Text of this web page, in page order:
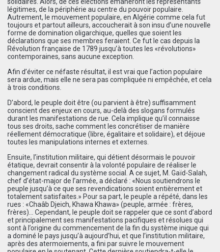
légitimes, de la périphérie au centre du pouvoir populaire.
Autrement, le mouvement populaire, en Algérie comme cela fut
toujours et partout ailleurs, accoucherait à son insu d’une nouvelle
forme de domination oligarchique, quelles que soient les
déclarations que ses membres feraient. Ce fut le cas depuis la
Révolution française de 1789 jusqu’à toutes les «révolutions»
contemporaines, sans aucune exception.
Afin d’éviter ce néfaste résultat, il est vrai que l’action populaire
sera ardue, mais elle ne sera pas compliquée ni empêchée, et cela
à trois conditions.
D’abord, le peuple doit être (ou parvient à être) suffisamment
conscient des enjeux en cours, au-delà des slogans formulés
durant les manifestations de rue. Cela implique qu’il connaisse
tous ses droits, sache comment les concrétiser de manière
réellement démocratique (libre, égalitaire et solidaire), et déjoue
toutes les manipulations internes et externes.
Ensuite, l’institution militaire, qui détient désormais le pouvoir
étatique, devrait consentir à la volonté populaire de réaliser le
changement radical du système social. A ce sujet, M. Gaïd-Salah,
chef d’état-major de l’armée, a déclaré : «Nous soutiendrons le
peuple jusqu’à ce que ses revendications soient entièrement et
totalement satisfaites.» Pour sa part, le peuple a répété, dans les
rues : «Chaâb Djeich, Khawa Khawa» (peuple, armée : frères,
frères)… Cependant, le peuple doit se rappeler que ce sont d’abord
et principalement ses manifestations pacifiques et résolues qui
sont à l’origine du commencement de la fin du système inique qui
a dominé le pays jusqu’à aujourd’hui, et que l’institution militaire,
après des atermoiements, a fini par suivre le mouvement